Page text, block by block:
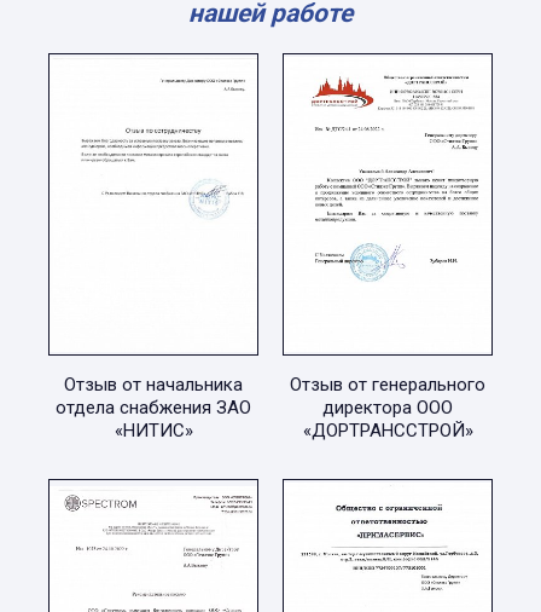
нашей работе
Отзыв от начальника
отдела снабжения ЗАО
«НИТИС»
Отзыв от генерального
директора ООО
«ДОРТРАНССТРОЙ»